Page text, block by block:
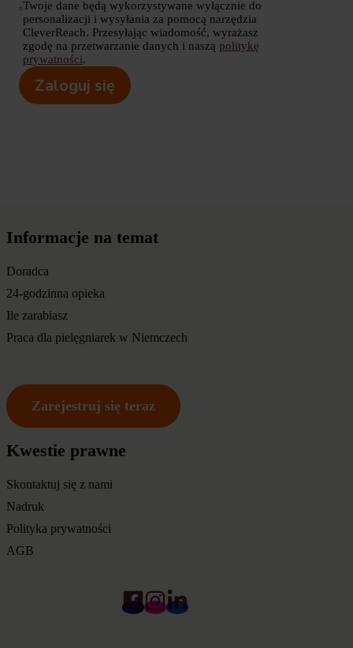
Twoje dane będą wykorzystywane wyłącznie do
personalizacji i wysyłania za pomocą narzędzia
CleverReach. Przesyłając wiadomość, wyrażasz
zgodę na przetwarzanie danych i naszą politykę
prywatności.
Zaloguj się
Informacje na temat
Doradca
24-godzinna opieka
Ile zarabiasz
Praca dla pielęgniarek w Niemczech
Zarejestruj się teraz
Kwestie prawne
Skontaktuj się z nami
Nadruk
Polityka prywatności
AGB